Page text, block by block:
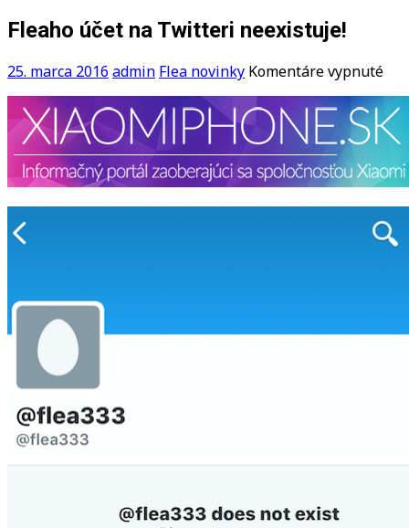
Fleaho účet na Twitteri neexistuje!
25. marca 2016 admin Flea novinky Komentáre vypnuténa
na